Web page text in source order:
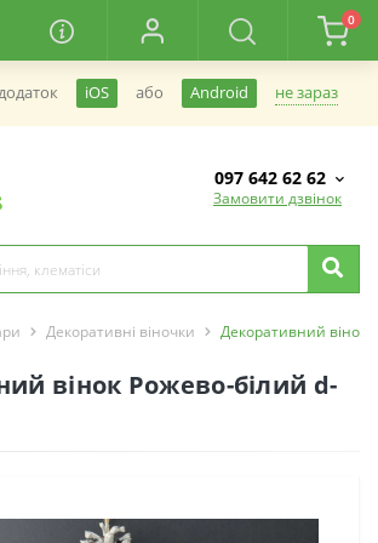
0
iOS або Android не зараз
097 642 62 62
Замовити дзвінок
Декоративні віночки Декоративний вінок
вінок Рожево-білий d-